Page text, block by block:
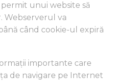
unui website să
Webserverul va
când cookie-ul expiră
importante care
de navigare pe Internet